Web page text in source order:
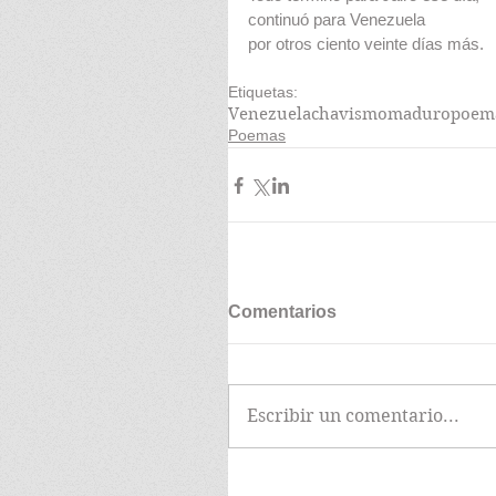
continuó para Venezuela
por otros ciento veinte días más.
Etiquetas:
Venezuelachavismomaduro
Poemas
Comentarios
Escribir un comentario...